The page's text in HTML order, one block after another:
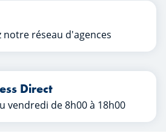
notre réseau d'agences
Direct
vendredi de 8h00 à 18h00